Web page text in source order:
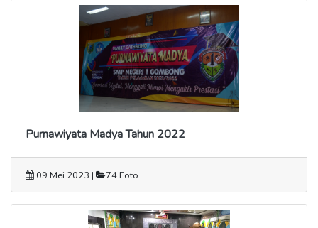
Purnawiyata Madya Tahun 2022
09 Mei 2023 | 74 Foto